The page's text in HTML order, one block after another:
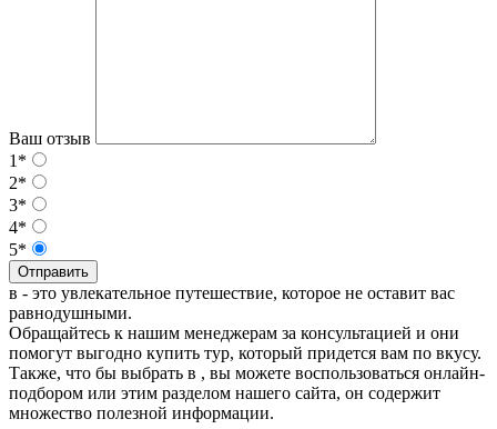
Ваш отзыв
1*
2*
3*
4*
5*
Отправить
в - это увлекательное путешествие, которое не оставит вас
равнодушными.
Обращайтесь к нашим менеджерам за консультацией и они
помогут выгодно купить тур, который придется вам по вкусу.
Также, что бы выбрать в , вы можете воспользоваться онлайн-
подбором или этим разделом нашего сайта, он содержит
множество полезной информации.